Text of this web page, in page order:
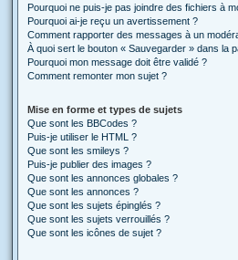
Pourquoi ne puis-je pas joindre des fichiers à
Pourquoi ai-je reçu un avertissement ?
Comment rapporter des messages à un
À quoi sert le bouton « Sauvegarder » dans la
Pourquoi mon message doit être validé ?
Comment remonter mon sujet ?
Mise en forme et types de sujets
Que sont les BBCodes ?
Puis-je utiliser le HTML ?
Que sont les smileys ?
Puis-je publier des images ?
Que sont les annonces globales ?
Que sont les annonces ?
Que sont les sujets épinglés ?
Que sont les sujets verrouillés ?
Que sont les icônes de sujet ?